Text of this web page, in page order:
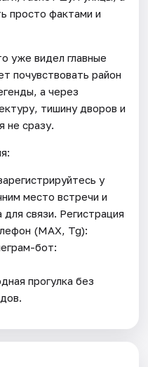
просто фактами и
уже видел главные
почувствовать район
а через
тишину дворов и
не сразу.
у
место встречи и
связи. Регистрация
(МАХ, Tg):
бот:
прогулка без